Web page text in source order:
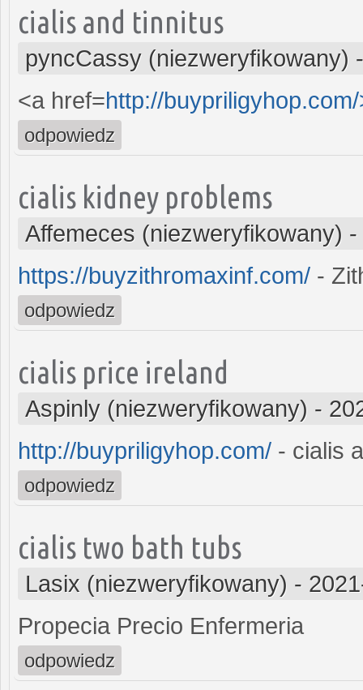
cialis and tinnitus
pyncCassy (niezweryfikowany)
<a href=http://
odpowiedz
cialis kidney problems
Affemeces (niezweryfikowany) -
https://buyzithromaxinf.com/ -
odpowiedz
cialis price ireland
Aspinly (niezweryfikowany) -
http://buypriligyhop.com/ - cialis
odpowiedz
cialis two bath tubs
Lasix (niezweryfikowany) -
Propecia Precio Enfermeria
odpowiedz